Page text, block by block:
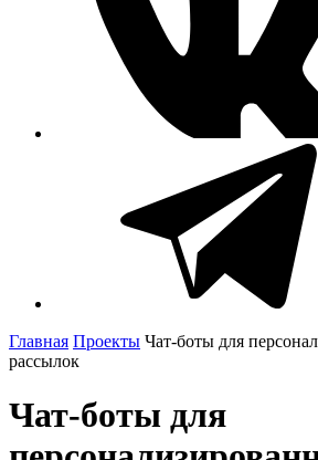
Главная Проекты Чат-боты для
рассылок
Чат-боты для